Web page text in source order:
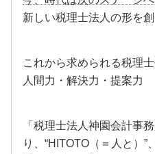
新しい税理士法人の形を創
これから求められる税理士
人間力・解決力・提案力
「税理士法人神園会計事
り、“HITOTO（＝人と）